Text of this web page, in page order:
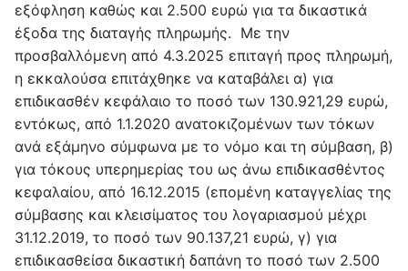
εξόφληση καθώς και 2.500 ευρώ για τα δικαστικά
έξοδα της διαταγής πληρωμής. Με την
προσβαλλόμενη από 4.3.2025 επιταγή προς πληρωμή,
η εκκαλούσα επιτάχθηκε να καταβάλει α) για
επιδικασθέν κεφάλαιο το ποσό των 130.921,29 ευρώ,
εντόκως, από 1.1.2020 ανατοκιζομένων των τόκων
ανά εξάμηνο σύμφωνα με το νόμο και τη σύμβαση, β)
για τόκους υπερημερίας του ως άνω επιδικασθέντος
κεφαλαίου, από 16.12.2015 (επομένη καταγγελίας της
σύμβασης και κλεισίματος του λογαριασμού μέχρι
31.12.2019, το ποσό των 90.137,21 ευρώ, γ) για
επιδικασθείσα δικαστική δαπάνη το ποσό των 2.500